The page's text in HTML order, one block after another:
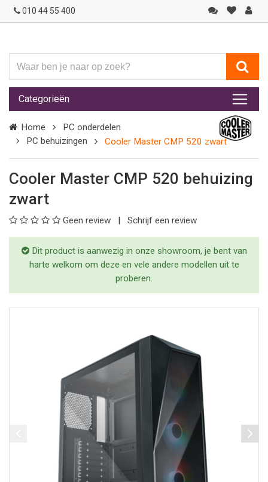
010 44 55 400
ben
je
naar
op
zoek?
Categorieën
Home
PC onderdelen
PC behuizingen
Cooler Master CMP 520 zwart
Cooler Master CMP 520 behuizing
zwart
Geen review Schrijf een review
Dit product is aanwezig in onze showroom, je bent van
harte welkom om deze en vele andere modellen uit te
proberen.